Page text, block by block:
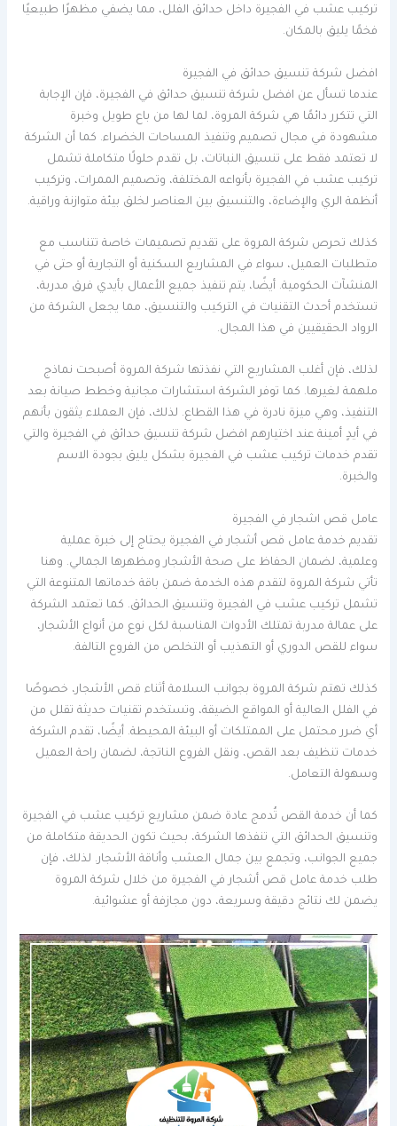
تركيب عشب في الفجيرة داخل حدائق الفلل، مما يضفي مظهرًا طبيعيًا
فخمًا يليق بالمكان.
افضل شركة تنسيق حدائق في الفجيرة
عندما تسأل عن افضل شركة تنسيق حدائق في الفجيرة، فإن الإجابة
التي تتكرر دائمًا هي شركة المروة، لما لها من باع طويل وخبرة
مشهودة في مجال تصميم وتنفيذ المساحات الخضراء. كما أن الشركة
لا تعتمد فقط على تنسيق النباتات، بل تقدم حلولًا متكاملة تشمل
تركيب عشب في الفجيرة بأنواعه المختلفة، وتصميم الممرات، وتركيب
أنظمة الري والإضاءة، والتنسيق بين العناصر لخلق بيئة متوازنة وراقية.
كذلك تحرص شركة المروة على تقديم تصميمات خاصة تتناسب مع
متطلبات العميل، سواء في المشاريع السكنية أو التجارية أو حتى في
المنشآت الحكومية. أيضًا، يتم تنفيذ جميع الأعمال بأيدي فرق مدربة،
تستخدم أحدث التقنيات في التركيب والتنسيق، مما يجعل الشركة من
الرواد الحقيقيين في هذا المجال.
لذلك، فإن أغلب المشاريع التي نفذتها شركة المروة أصبحت نماذج
ملهمة لغيرها. كما توفر الشركة استشارات مجانية وخطط صيانة بعد
التنفيذ، وهي ميزة نادرة في هذا القطاع. لذلك، فإن العملاء يثقون بأنهم
في أيدٍ أمينة عند اختيارهم افضل شركة تنسيق حدائق في الفجيرة والتي
تقدم خدمات تركيب عشب في الفجيرة بشكل يليق بجودة الاسم
والخبرة.
عامل قص اشجار في الفجيرة
تقديم خدمة عامل قص أشجار في الفجيرة يحتاج إلى خبرة عملية
وعلمية، لضمان الحفاظ على صحة الأشجار ومظهرها الجمالي. وهنا
تأتي شركة المروة لتقدم هذه الخدمة ضمن باقة خدماتها المتنوعة التي
تشمل تركيب عشب في الفجيرة وتنسيق الحدائق. كما تعتمد الشركة
على عمالة مدربة تمتلك الأدوات المناسبة لكل نوع من أنواع الأشجار،
سواء للقص الدوري أو التهذيب أو التخلص من الفروع التالفة.
كذلك تهتم شركة المروة بجوانب السلامة أثناء قص الأشجار، خصوصًا
في الفلل العالية أو المواقع الضيقة، وتستخدم تقنيات حديثة تقلل من
أي ضرر محتمل على الممتلكات أو البيئة المحيطة. أيضًا، تقدم الشركة
خدمات تنظيف بعد القص، ونقل الفروع الناتجة، لضمان راحة العميل
وسهولة التعامل.
كما أن خدمة القص تُدمج عادة ضمن مشاريع تركيب عشب في الفجيرة
وتنسيق الحدائق التي تنفذها الشركة، بحيث تكون الحديقة متكاملة من
جميع الجوانب، وتجمع بين جمال العشب وأناقة الأشجار. لذلك، فإن
طلب خدمة عامل قص أشجار في الفجيرة من خلال شركة المروة
يضمن لك نتائج دقيقة وسريعة، دون مجازفة أو عشوائية.